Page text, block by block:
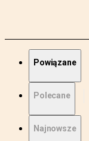
Powiązane
Polecane
Najnowsze